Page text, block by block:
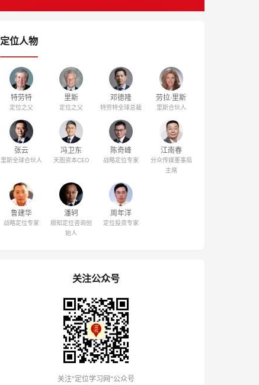
定位人物
特劳特
定位之父
里斯
定位之父
邓德隆
特劳特全球总裁
劳拉·里斯
里斯合伙人
张云
里斯全球合伙人
冯卫东
天图资本CEO
陈奇峰
战略定位专家
江南春
分众传媒董事局
主席
鲁建华
战略定位专家
潘轲
顺知定位咨询创
始人
周年洋
定位投资专家
关注公众号
关注"定位学习网"公众号